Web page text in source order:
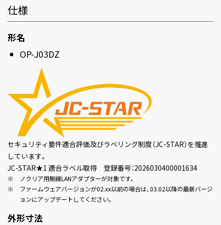
仕様
形名
OP-J03DZ
セキュリティ要件適合評価及びラベリング制度（JC-STAR）を推進
しています。
JC-STAR★1 適合ラベル取得 登録番号：2026030400001634
※
ノクリア用無線LANアダプターが対象です。
※
ファームウェアバージョンが02.xx以前の場合は、03.02以降の最新バージ
ョンにアップデートしてください。
外形寸法